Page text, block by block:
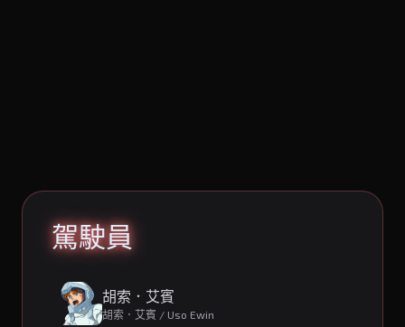
駕駛員
胡索．艾賓
胡索．艾賓 / Uso Ewin